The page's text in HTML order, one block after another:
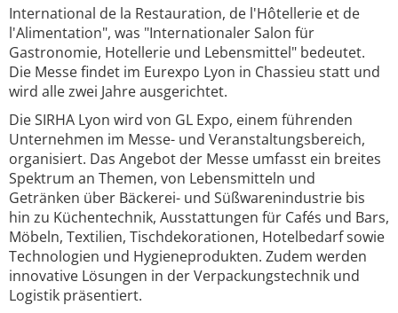
International de la Restauration, de l'Hôtellerie et de
l'Alimentation", was "Internationaler Salon für
Gastronomie, Hotellerie und Lebensmittel" bedeutet.
Die Messe findet im Eurexpo Lyon in Chassieu statt und
wird alle zwei Jahre ausgerichtet.
Die SIRHA Lyon wird von GL Expo, einem führenden
Unternehmen im Messe- und Veranstaltungsbereich,
organisiert. Das Angebot der Messe umfasst ein breites
Spektrum an Themen, von Lebensmitteln und
Getränken über Bäckerei- und Süßwarenindustrie bis
hin zu Küchentechnik, Ausstattungen für Cafés und Bars,
Möbeln, Textilien, Tischdekorationen, Hotelbedarf sowie
Technologien und Hygieneprodukten. Zudem werden
innovative Lösungen in der Verpackungstechnik und
Logistik präsentiert.